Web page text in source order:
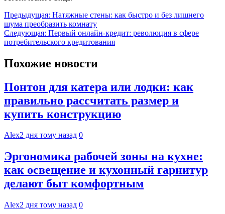
Навигация
по
записям
Предыдущая: Натяжные стены: как быстро и без лишнего
шума преобразить комнату
Следующая: Первый онлайн-кредит: революция в сфере
потребительского кредитования
Похожие новости
Понтон для катера или лодки: как
правильно рассчитать размер и
купить конструкцию
Alex2 дня тому назад 0
Эргономика рабочей зоны на кухне:
как освещение и кухонный гарнитур
делают быт комфортным
Alex2 дня тому назад 0